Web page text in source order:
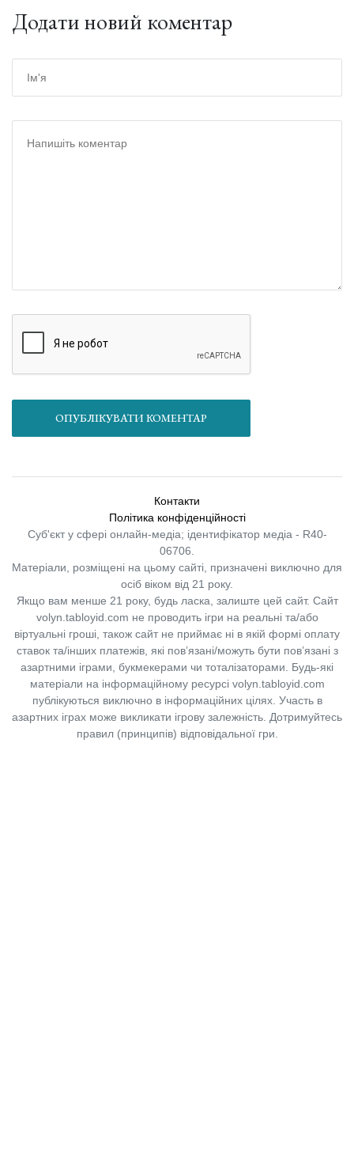
Додати новий коментар
ОПУБЛІКУВАТИ КОМЕНТАР
Контакти
Політика конфіденційності
Суб'єкт у сфері онлайн-медіа; ідентифікатор медіа - R40-
06706.
Матеріали, розміщені на цьому сайті, призначені виключно для
осіб віком від 21 року.
Якщо вам менше 21 року, будь ласка, залиште цей сайт. Сайт
volyn.tabloyid.com не проводить ігри на реальні та/або
віртуальні гроші, також сайт не приймає ні в якій формі оплату
ставок та/інших платежів, які пов’язані/можуть бути пов’язані з
азартними іграми, букмекерами чи тоталізаторами. Будь-які
матеріали на інформаційному ресурсі volyn.tabloyid.com
публікуються виключно в інформаційних цілях. Участь в
азартних іграх може викликати ігрову залежність. Дотримуйтесь
правил (принципів) відповідальної гри.